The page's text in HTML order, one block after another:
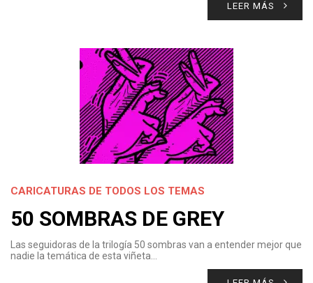
LEER MÁS
CARICATURAS DE TODOS LOS TEMAS
50 SOMBRAS DE GREY
Las seguidoras de la trilogía 50 sombras van a entender mejor que
nadie la temática de esta viñeta…